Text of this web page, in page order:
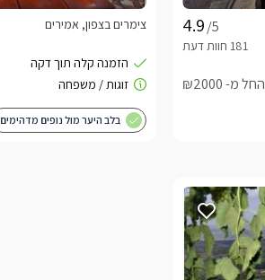
/5
החל מ- ₪2000
צימרים בצפון, אמירים
בלב היער מול נופים מדהימים